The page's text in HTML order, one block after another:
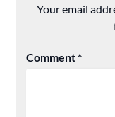
Your email
Comment*